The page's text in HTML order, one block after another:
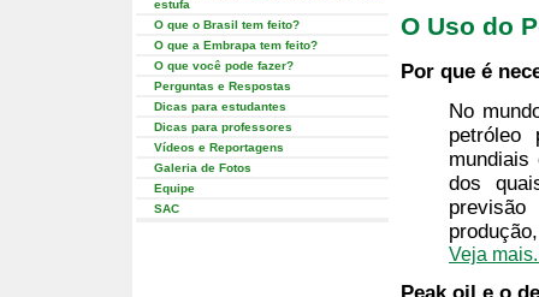
estufa
O que o Brasil tem feito?
O que a Embrapa tem feito?
O que você pode fazer?
Perguntas e Respostas
Dicas para estudantes
Dicas para professores
Vídeos e Reportagens
Galeria de Fotos
Equipe
SAC
O Uso do
Por que é
No
dos
Veja